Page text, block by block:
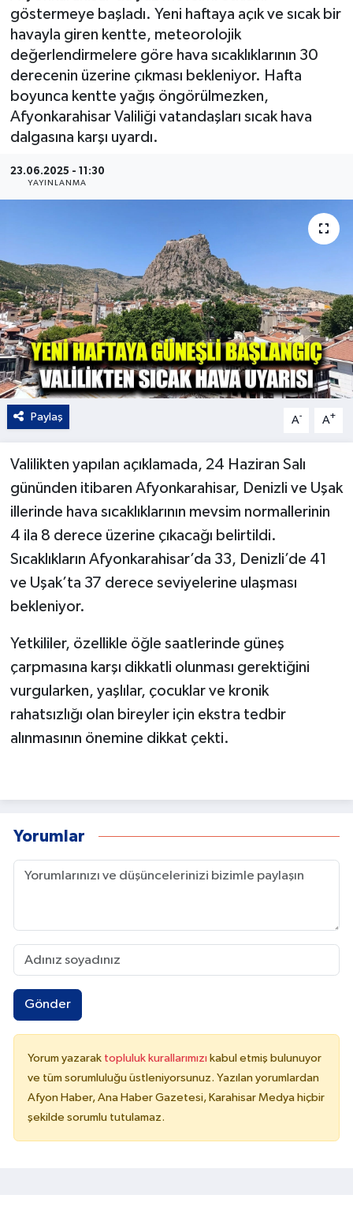
göstermeye başladı. Yeni haftaya açık ve sıcak bir
havayla giren kentte, meteorolojik
değerlendirmelere göre hava sıcaklıklarının 30
derecenin üzerine çıkması bekleniyor. Hafta
boyunca kentte yağış öngörülmezken,
Afyonkarahisar Valiliği vatandaşları sıcak hava
dalgasına karşı uyardı.
23.06.2025 - 11:30
YAYINLANMA
Paylaş A- A+
Valilikten yapılan açıklamada, 24 Haziran Salı
gününden itibaren Afyonkarahisar, Denizli ve Uşak
illerinde hava sıcaklıklarının mevsim normallerinin
4 ila 8 derece üzerine çıkacağı belirtildi.
Sıcaklıkların Afyonkarahisar’da 33, Denizli’de 41
ve Uşak’ta 37 derece seviyelerine ulaşması
bekleniyor.
Yetkililer, özellikle öğle saatlerinde güneş
çarpmasına karşı dikkatli olunması gerektiğini
vurgularken, yaşlılar, çocuklar ve kronik
rahatsızlığı olan bireyler için ekstra tedbir
alınmasının önemine dikkat çekti.
Yorumlar
Gönder
Yorum yazarak topluluk kurallarımızı kabul etmiş bulunuyor
ve tüm sorumluluğu üstleniyorsunuz. Yazılan yorumlardan
Afyon Haber, Ana Haber Gazetesi, Karahisar Medya hiçbir
şekilde sorumlu tutulamaz.
Kültür - Sanat
Yaşam